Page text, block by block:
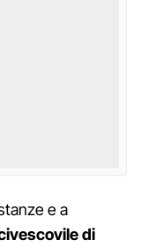
e a
di